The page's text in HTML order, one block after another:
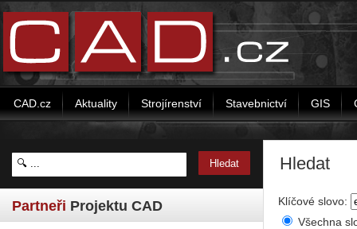
CAD.cz Aktuality Strojírenství Stavebnictví GIS
Partneři Projektu CAD
Hledat
Klíčové slovo:
Všechna